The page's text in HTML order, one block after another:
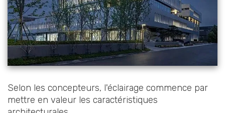
Selon les concepteurs, l'éclairage commence par
mettre en valeur les caractéristiques